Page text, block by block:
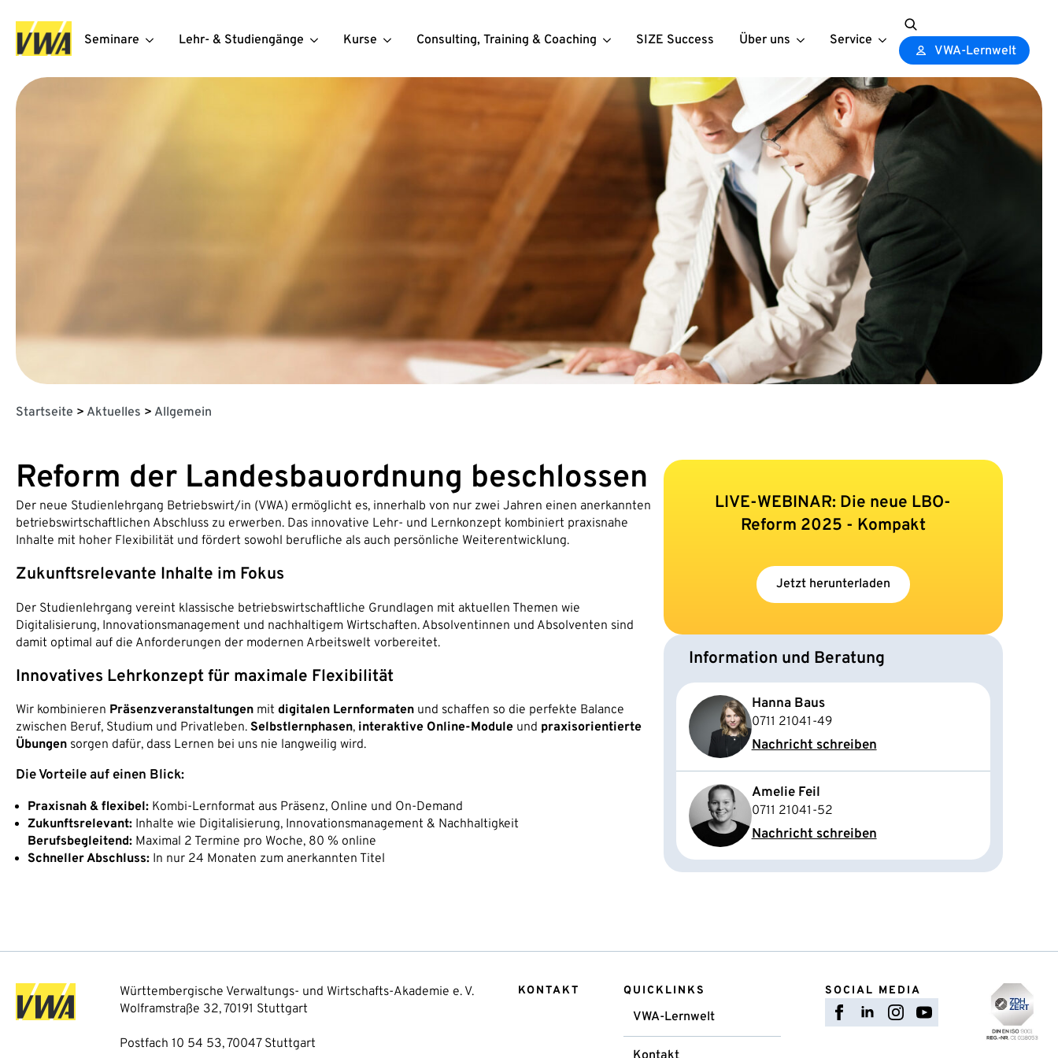
Seminare Lehr- & Studiengänge Kurse Consulting, Training & Coaching SIZE Success Über uns Service
Search
for:
VWA-Lernwelt
Startseite > Aktuelles > Allgemein
Reform der Landesbauordnung beschlossen
Der neue Studienlehrgang Betriebswirt/in (VWA) ermöglicht es, innerhalb von nur zwei Jahren einen anerkannten
betriebswirtschaftlichen Abschluss zu erwerben. Das innovative Lehr- und Lernkonzept kombiniert praxisnahe
Inhalte mit hoher Flexibilität und fördert sowohl berufliche als auch persönliche Weiterentwicklung.
Zukunftsrelevante Inhalte im Fokus
Der Studienlehrgang vereint klassische betriebswirtschaftliche Grundlagen mit aktuellen Themen wie
Digitalisierung, Innovationsmanagement und nachhaltigem Wirtschaften. Absolventinnen und Absolventen sind
damit optimal auf die Anforderungen der modernen Arbeitswelt vorbereitet.
Innovatives Lehrkonzept für maximale Flexibilität
Wir kombinieren Präsenzveranstaltungen mit digitalen Lernformaten und schaffen so die perfekte Balance
zwischen Beruf, Studium und Privatleben. Selbstlernphasen, interaktive Online-Module und praxisorientierte
Übungen sorgen dafür, dass Lernen bei uns nie langweilig wird.
Die Vorteile auf einen Blick:
Praxisnah & flexibel: Kombi-Lernformat aus Präsenz, Online und On-Demand
Zukunftsrelevant: Inhalte wie Digitalisierung, Innovationsmanagement & Nachhaltigkeit
Berufsbegleitend: Maximal 2 Termine pro Woche, 80 % online
Schneller Abschluss: In nur 24 Monaten zum anerkannten Titel
LIVE-WEBINAR: Die neue LBO-
Reform 2025 - Kompakt
Jetzt herunterladen
Information und Beratung
Hanna Baus
0711 21041-49
Nachricht schreiben
Amelie Feil
0711 21041-52
Nachricht schreiben
Württembergische Verwaltungs- und Wirtschafts-Akademie e. V.
Wolframstraße 32, 70191 Stuttgart
Postfach 10 54 53, 70047 Stuttgart
KONTAKT QUICKLINKS
VWA-Lernwelt
SOCIAL MEDIA